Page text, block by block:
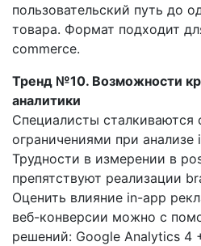
пользовательский путь до
товара. Формат подходит
commerce.
Тренд №10. Возможности
аналитики
Специалисты сталкиваются
ограничениями при анализе
Трудности в измерении в
препятствуют реализации
Оценить влияние in-app
веб-конверсии можно с
решений: Google Analytics 4